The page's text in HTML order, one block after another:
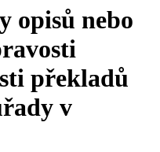
opisů nebo
překladů
v